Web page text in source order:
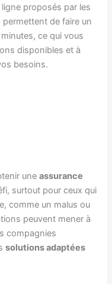
proposés par les
de faire un
ce qui vous
disponibles et à
besoins.
uneassurance
surtout pour ceux qui
comme un malus ou
peuvent mener à
compagnies
solutions adaptées